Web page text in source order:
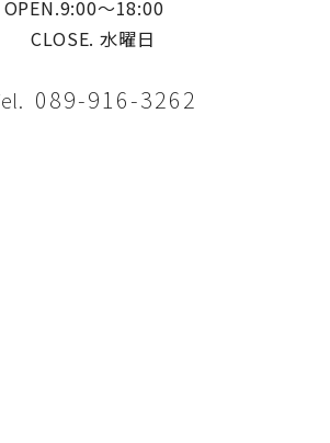
OPEN.9:00〜18:00
CLOSE. 水曜日
089-916-3262